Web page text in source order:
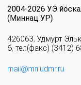
2004-2026 УЭ
(Миннац УР)
426063, Удмурт
б, тел(факс) (3412)
mail@mn.udmr.ru